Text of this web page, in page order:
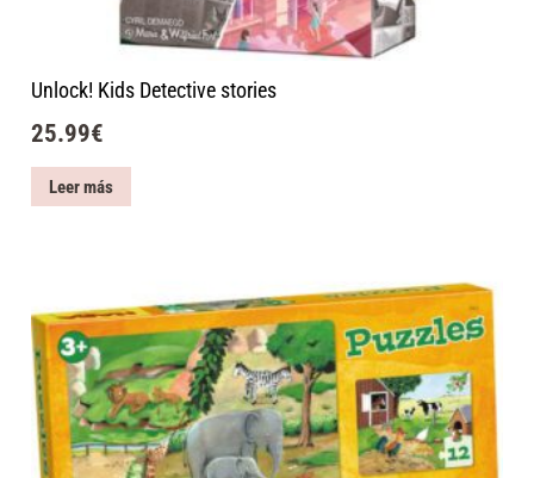
Unlock! Kids Detective stories
25.99€
Leer más